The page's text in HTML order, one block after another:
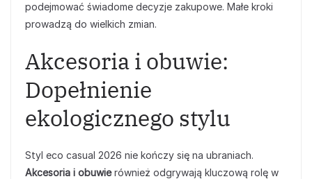
podejmować świadome decyzje zakupowe. Małe kroki
prowadzą do wielkich zmian.
Akcesoria i obuwie:
Dopełnienie
ekologicznego stylu
Styl eco casual 2026 nie kończy się na ubraniach.
Akcesoria i obuwierównież odgrywają kluczową rolę w